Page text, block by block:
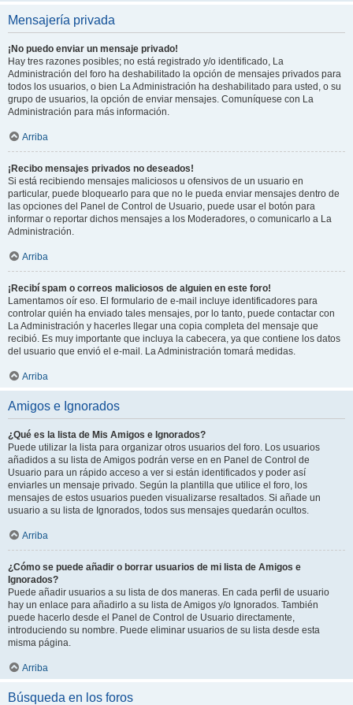
Mensajería privada
¡No puedo enviar un mensaje privado!
Hay tres razones posibles; no está registrado y/o identificado, La
Administración del foro ha deshabilitado la opción de mensajes privados para
todos los usuarios, o bien La Administración ha deshabilitado para usted, o su
grupo de usuarios, la opción de enviar mensajes. Comuníquese con La
Administración para más información.
Arriba
¡Recibo mensajes privados no deseados!
Si está recibiendo mensajes maliciosos u ofensivos de un usuario en
particular, puede bloquearlo para que no le pueda enviar mensajes dentro de
las opciones del Panel de Control de Usuario, puede usar el botón para
informar o reportar dichos mensajes a los Moderadores, o comunicarlo a La
Administración.
Arriba
¡Recibí spam o correos maliciosos de alguien en este foro!
Lamentamos oír eso. El formulario de e-mail incluye identificadores para
controlar quién ha enviado tales mensajes, por lo tanto, puede contactar con
La Administración y hacerles llegar una copia completa del mensaje que
recibió. Es muy importante que incluya la cabecera, ya que contiene los datos
del usuario que envió el e-mail. La Administración tomará medidas.
Arriba
Amigos e Ignorados
¿Qué es la lista de Mis Amigos e Ignorados?
Puede utilizar la lista para organizar otros usuarios del foro. Los usuarios
añadidos a su lista de Amigos podrán verse en en Panel de Control de
Usuario para un rápido acceso a ver si están identificados y poder así
enviarles un mensaje privado. Según la plantilla que utilice el foro, los
mensajes de estos usuarios pueden visualizarse resaltados. Si añade un
usuario a su lista de Ignorados, todos sus mensajes quedarán ocultos.
Arriba
¿Cómo se puede añadir o borrar usuarios de mi lista de Amigos e
Ignorados?
Puede añadir usuarios a su lista de dos maneras. En cada perfil de usuario
hay un enlace para añadirlo a su lista de Amigos y/o Ignorados. También
puede hacerlo desde el Panel de Control de Usuario directamente,
introduciendo su nombre. Puede eliminar usuarios de su lista desde esta
misma página.
Arriba
Búsqueda en los foros